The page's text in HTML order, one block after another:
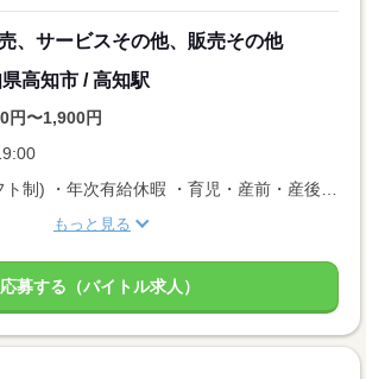
、サービスその他、販売その他
高知市 / 高知駅
円〜1,900円
・週休2日(シフト制) ・年次有給休暇 ・育児・産前・産後休暇 ・弔事休暇 ・結婚休暇 ・出産休暇 ・交通遮断休暇 ・感染症休暇 ・罹災休暇 ・私傷病休暇 ・その他社内規定による休暇多数有
もっと見る
応募する（バイトル求人）